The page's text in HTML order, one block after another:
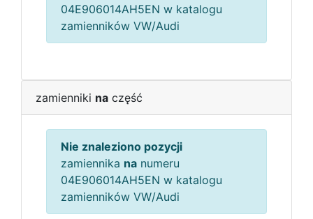
04E906014AH5EN w katalogu
zamienników VW/Audi
zamienniki na część
Nie znaleziono pozycji
zamiennika na numeru
04E906014AH5EN w katalogu
zamienników VW/Audi